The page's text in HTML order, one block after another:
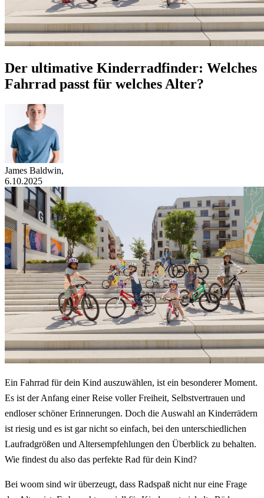
Der ultimative Kinderradfinder: Welches
Fahrrad passt für welches Alter?
James Baldwin,
6.10.2025
Ein Fahrrad für dein Kind auszuwählen, ist ein besonderer Moment.
Es ist der Anfang einer Reise voller Freiheit, Selbstvertrauen und
endloser schöner Erinnerungen. Doch die Auswahl an Kinderrädern
ist riesig und es ist gar nicht so einfach, bei den unterschiedlichen
Laufradgrößen und Altersempfehlungen den Überblick zu behalten.
Wie findest du also das perfekte Rad für dein Kind?
Bei woom sind wir überzeugt, dass Radspaß nicht nur eine Frage